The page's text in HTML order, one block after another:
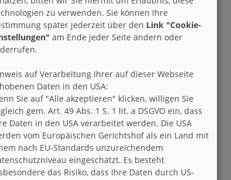
zu verwenden. Sie können Ihre
später jederzeit über den Link "Cookie-
am Ende jeder Seite ändern oder
auf Verarbeitung Ihrer auf dieser Webseite
Daten in den USA:
Sie auf "Alle akzeptieren" klicken, willigen Sie
gem. Art. 49 Abs. 1 S. 1 lit. a DSGVO ein, dass
Daten in den USA verarbeitet werden. Die USA
vom Europäischen Gerichtshof als ein Land mit
nach EU-Standards unzureichendem
eingeschätzt. Es besteht
das Risiko, dass Ihre Daten durch US-